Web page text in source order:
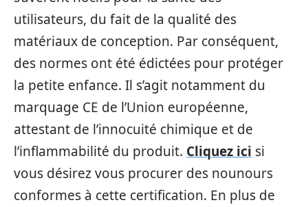
utilisateurs, du fait de la qualité des
matériaux de conception. Par conséquent,
des normes ont été édictées pour protéger
la petite enfance. Il s’agit notamment du
marquage CE de l’Union européenne,
attestant de l’innocuité chimique et de
l’inflammabilité du produit. Cliquez ici si
vous désirez vous procurer des nounours
conformes à cette certification. En plus de